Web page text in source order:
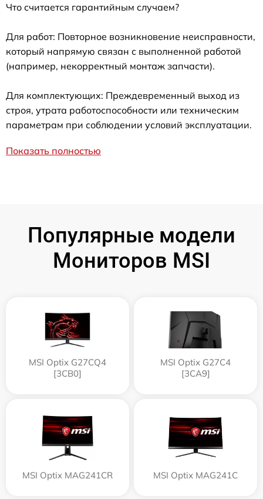
Что считается гарантийным случаем?
Для работ: Повторное возникновение неисправности,
который напрямую связан с выполненной работой
(например, некорректный монтаж запчасти).
Для комплектующих: Преждевременный выход из
строя, утрата работоспособности или техническим
параметрам при соблюдении условий эксплуатации.
Показать полностью
Популярные модели
Мониторов MSI
MSI Optix G27CQ4
[3CB0]
MSI Optix G27C4
[3CA9]
MSI Optix MAG241CR MSI Optix MAG241C